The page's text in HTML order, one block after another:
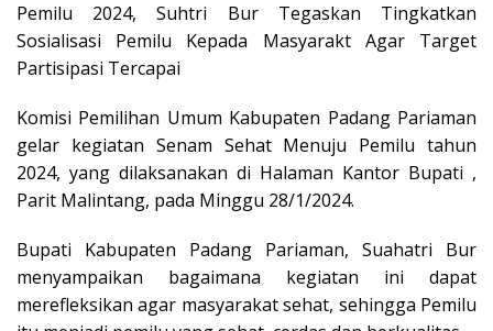
Pemilu 2024, Suhtri Bur Tegaskan Tingkatkan
Sosialisasi Pemilu Kepada Masyarakt Agar Target
Partisipasi Tercapai
Komisi Pemilihan Umum Kabupaten Padang Pariaman
gelar kegiatan Senam Sehat Menuju Pemilu tahun
2024, yang dilaksanakan di Halaman Kantor Bupati ,
Parit Malintang, pada Minggu 28/1/2024.
Bupati Kabupaten Padang Pariaman, Suahatri Bur
menyampaikan bagaimana kegiatan ini dapat
merefleksikan agar masyarakat sehat, sehingga Pemilu